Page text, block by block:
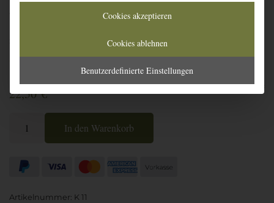
Auf die Wunschliste
22,50€
Zuversicht
Menge
In den Warenkorb
Artikelnummer: K 11
Cookies akzeptieren
Cookies ablehnen
Benutzerdefinierte Einstellungen